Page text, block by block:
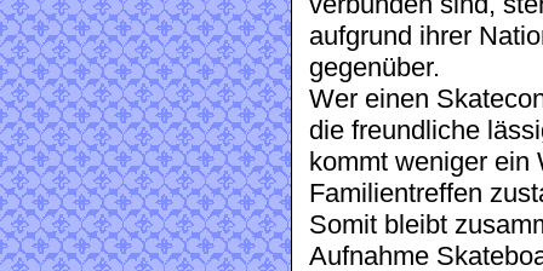
aufgrund ihrer
gegenüber.
Wer einen
die freundliche
kommt weniger ein
Familientreffen
Somit bleibt
Aufnahme